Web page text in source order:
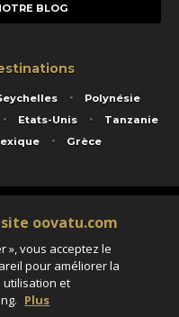
BLOG
Polynésie
Etats-Unis
Tanzanie
Grèce
Picquart 75017 Paris - S.A.S
671 973 - Code APE 7911Z
Groupama - Agrément IATA
HISCOX RCP0081066
oovatu.com
», vous acceptez le
pour améliorer la
utilisation et
Plus